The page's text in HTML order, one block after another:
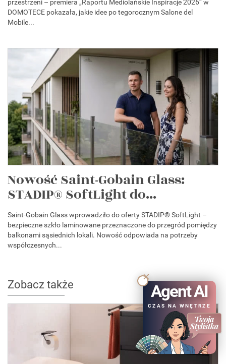
przestrzeni – premiera „Raportu Mediolańskie Inspiracje 2026” w
DOMOTECE pokazała, jakie idee po tegorocznym Salone del
Mobile...
Nowość Saint-Gobain Glass:
STADIP® SoftLight do...
Saint-Gobain Glass wprowadziło do oferty STADIP® SoftLight –
bezpieczne szkło laminowane przeznaczone do przegród pomiędzy
balkonami sąsiednich lokali. Nowość odpowiada na potrzeby
współczesnych...
Zobacz także Agent AI
CZAS NA WNĘTRZE